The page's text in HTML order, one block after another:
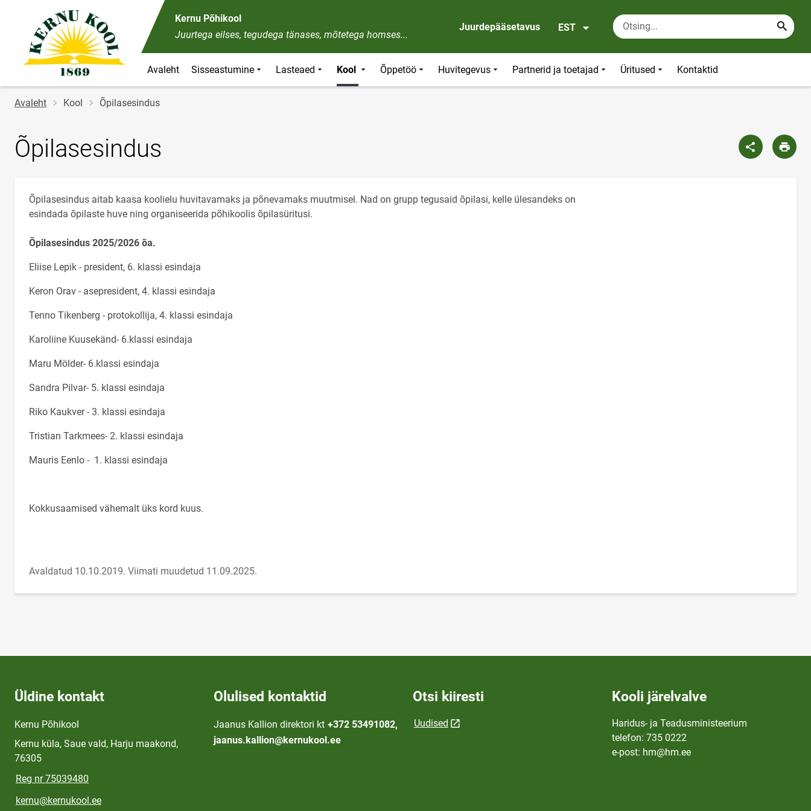
Kernu Põhikool
Juurtega eilses, tegudega tänases, mõtetega homses...
Juurdepääsetavus EST
Avaleht Sisseastumine Lasteaed Kool Õppetöö Huvitegevus Partnerid ja toetajad Üritused Kontaktid
Jälglink
Avaleht Kool Õpilasesindus
Õpilasesindus
Õpilasesindus aitab kaasa koolielu huvitavamaks ja põnevamaks muutmisel. Nad on grupp tegusaid õpilasi, kelle ülesandeks on
esindada õpilaste huve ning organiseerida põhikoolis õpilasüritusi.
Õpilasesindus 2025/2026 õa.
Eliise Lepik - president, 6. klassi esindaja
Keron Orav - asepresident, 4. klassi esindaja
Tenno Tikenberg - protokollija, 4. klassi esindaja
Karoliine Kuusekänd- 6.klassi esindaja
Maru Mölder- 6.klassi esindaja
Sandra Pilvar- 5. klassi esindaja
Riko Kaukver - 3. klassi esindaja
Tristian Tarkmees- 2. klassi esindaja
Mauris Eenlo - 1. klassi esindaja
Kokkusaamised vähemalt üks kord kuus.
Avaldatud 10.10.2019. Viimati muudetud 11.09.2025.
Üldine kontakt
Kernu Põhikool
Kernu küla, Saue vald, Harju maakond,
76305
Reg nr 75039480
kernu@kernukool.ee
Olulised kontaktid
Jaanus Kallion direktori kt +372 53491082,
jaanus.kallion@kernukool.ee
Otsi kiiresti
Uudised
Kooli järelvalve
Haridus- ja Teadusministeerium
telefon: 735 0222
e-post: hm@hm.ee